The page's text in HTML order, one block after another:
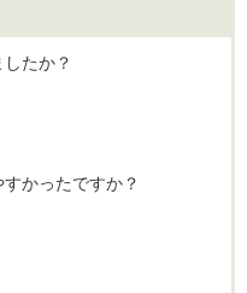
たか？
かったですか？